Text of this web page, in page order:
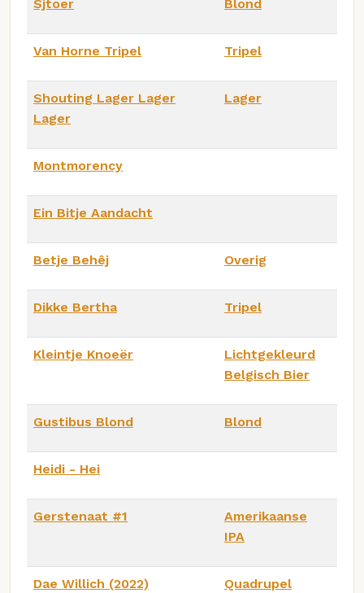
Sjtoer Blond
Van Horne Tripel Tripel
Shouting Lager Lager
Lager
Lager
Montmorency
Ein Bitje Aandacht
Betje Behêj Overig
Dikke Bertha Tripel
Kleintje Knoeër
Lichtgekleurd
Belgisch Bier
Gustibus Blond Blond
Heidi - Hei
Gerstenaat #1
Amerikaanse
IPA
Dae Willich (2022) Quadrupel